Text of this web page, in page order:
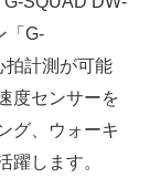
「G-
拍計測が可能
度センサーを
グ、ウォーキ
躍します。